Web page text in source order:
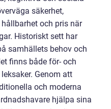
säkerhet,
och pris när
Historiskt sett har
samhällets behov och
finns både för- och
Genom att
och moderna
hjälpa sina